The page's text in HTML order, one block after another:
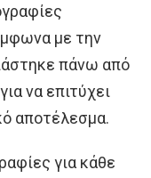
με την
πάνω από
να επιτύχει
αποτέλεσμα.
για κάθε